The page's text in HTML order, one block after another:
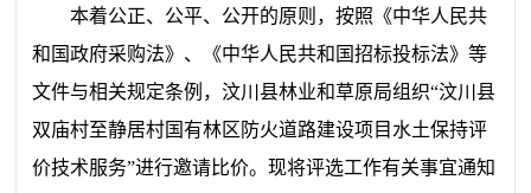
本着公正、公平、公开的原则，按照《中华人民共
和国政府采购法》、《中华人民共和国招标投标法》等
文件与相关规定条例，汶川县林业和草原局组织“汶川县
双庙村至静居村国有林区防火道路建设项目水土保持评
价技术服务”进行邀请比价。现将评选工作有关事宜通知